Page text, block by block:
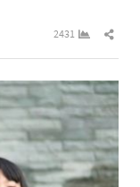
2431